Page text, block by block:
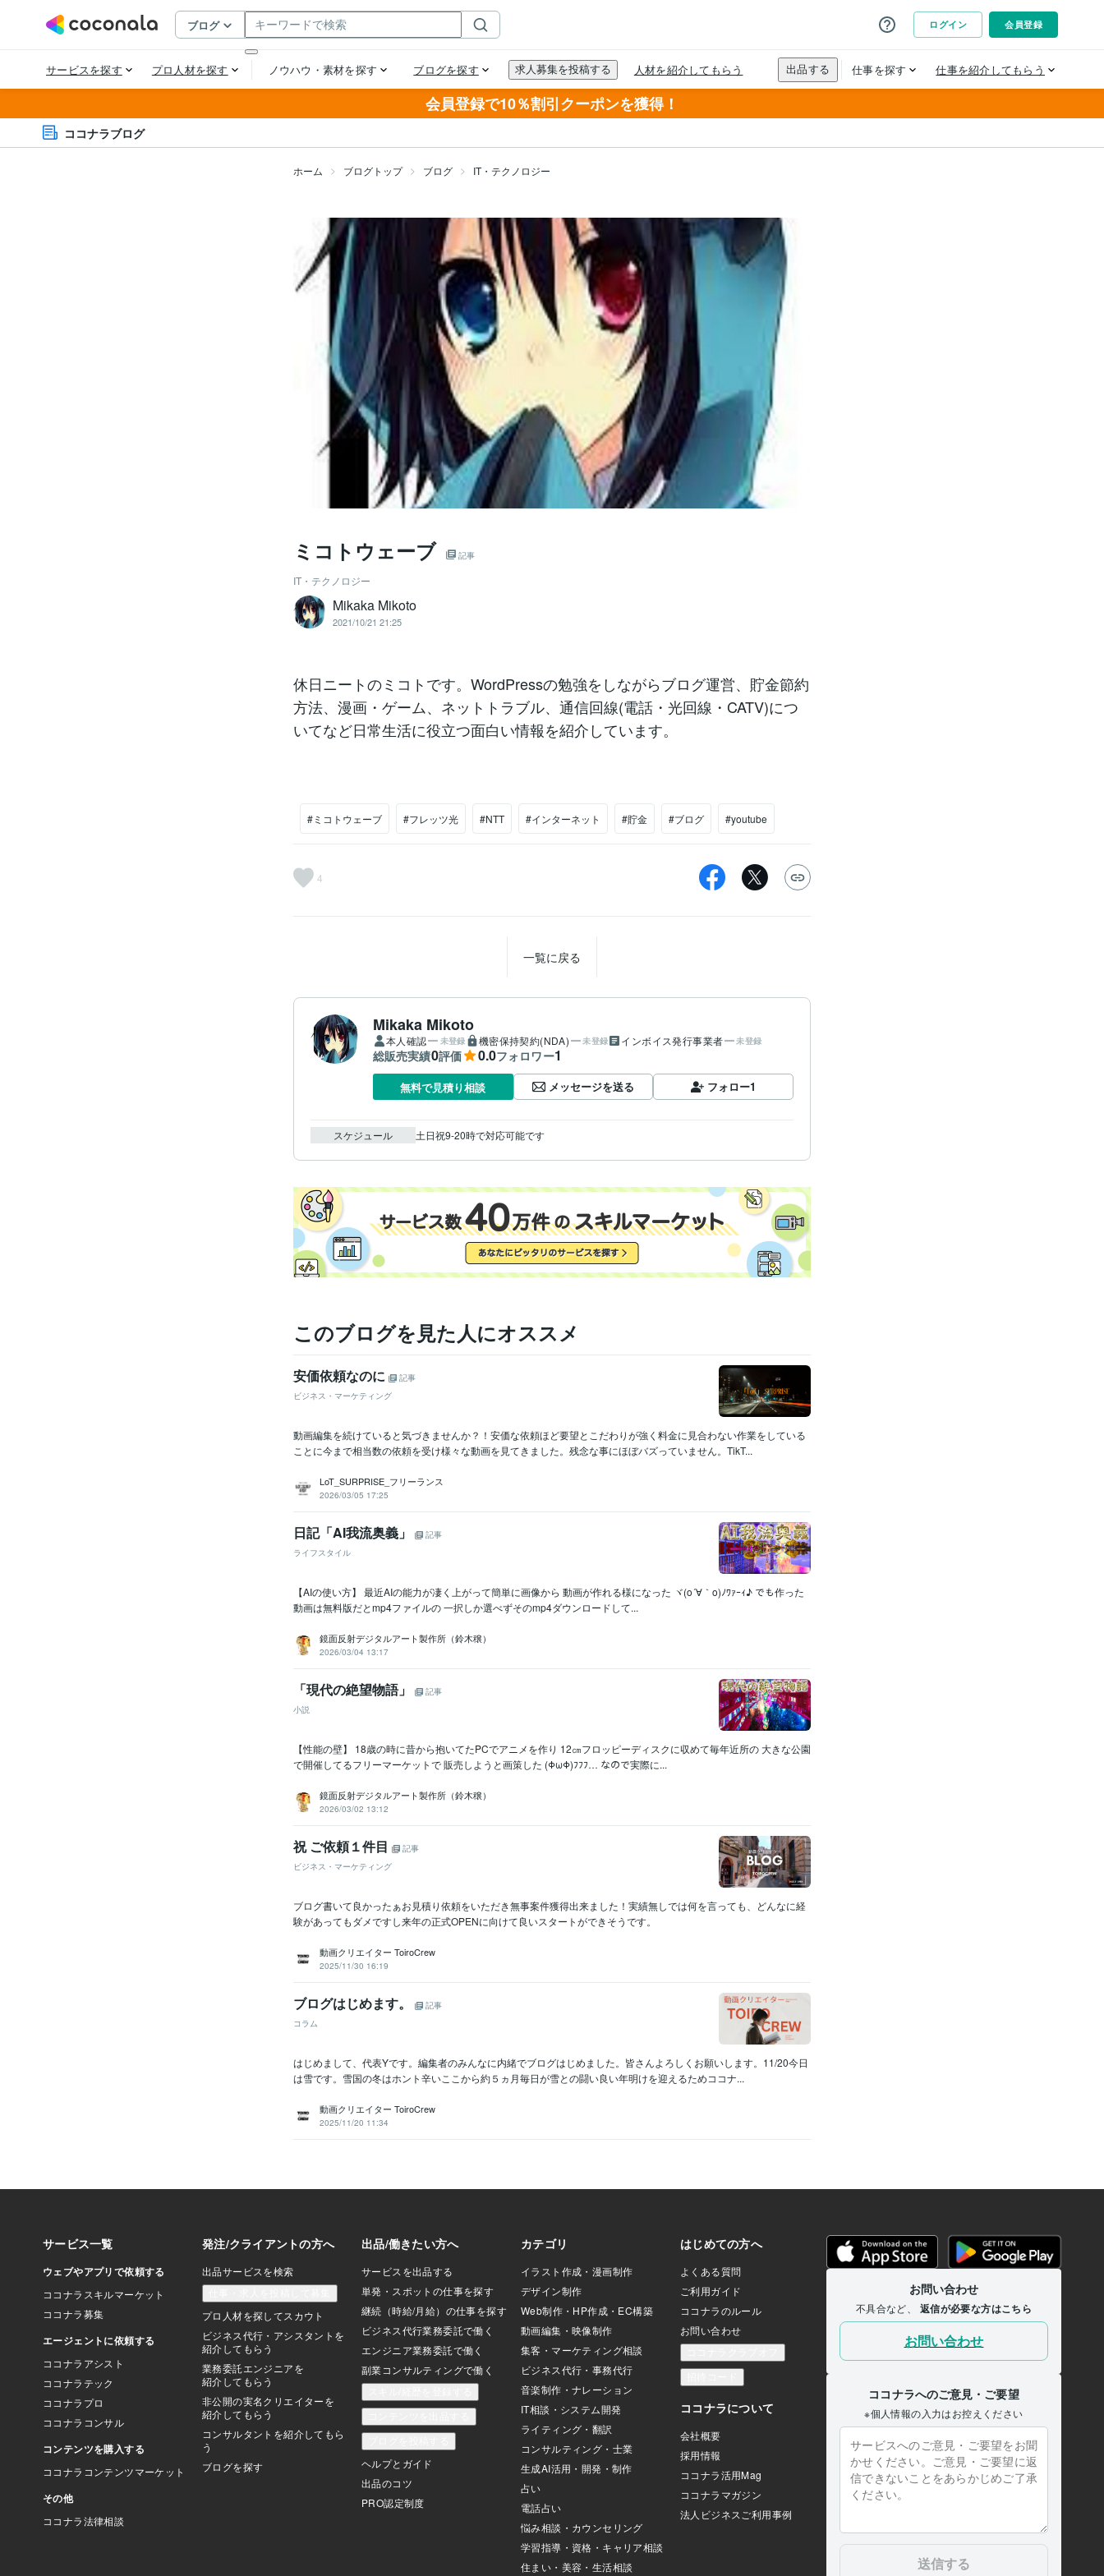
会員登録で10％割引クーポンを獲得！
ココナラブログ
ホーム ブログトップ ブログ IT・テクノロジー
ミコトウェーブ 記事
IT・テクノロジー
Mikaka Mikoto
2021/10/21 21:25
休日ニートのミコトです。WordPressの勉強をしながらブログ運営、貯金節約
方法、漫画・ゲーム、ネットトラブル、通信回線(電話・光回線・CATV)につ
いてなど日常生活に役立つ面白い情報を紹介しています。
#ミコトウェーブ #フレッツ光 #NTT #インターネット #貯金 #ブログ #youtube
4
一覧に戻る
Mikaka Mikoto
本人確認 未登録 機密保持契約(NDA) 未登録 インボイス発行事業者 未登録
総販売実績0評価 0.0フォロワー1
無料で見積り相談 メッセージを送る フォロー1
スケジュール 土日祝9-20時で対応可能です
このブログを見た人にオススメ
安価依頼なのに
記事
ビジネス・マーケティング
動画編集を続けていると気づきませんか？！安価な依頼ほど要望とこだわりが強く料金に見合わない作業をしている
ことに今まで相当数の依頼を受け様々な動画を見てきました。残念な事にほぼバズっていません。TikT...
LoT_SURPRISE_フリーランス
2026/03/05 17:25
日記「AI我流奥義」
記事
ライフスタイル
【AIの使い方】 最近AIの能力が凄く上がって簡単に画像から 動画が作れる様になった ヾ(o´∀｀o)ﾉﾜｧｰｨ♪ でも作った
動画は無料版だとmp4ファイルの 一択しか選べずそのmp4ダウンロードして...
鏡面反射デジタルアート製作所（鈴木穣）
2026/03/04 13:17
「現代の絶望物語」
記事
小説
【性能の壁】 18歳の時に昔から抱いてたPCでアニメを作り 12㎝フロッピーディスクに収めて毎年近所の 大きな公園
で開催してるフリーマーケットで 販売しようと画策した (ΦωΦ)ﾌﾌﾌ… なので実際に...
鏡面反射デジタルアート製作所（鈴木穣）
2026/03/02 13:12
祝 ご依頼１件目
記事
ビジネス・マーケティング
ブログ書いて良かったぁお見積り依頼をいただき無事案件獲得出来ました！実績無しでは何を言っても、どんなに経
験があってもダメですし来年の正式OPENに向けて良いスタートができそうです。
動画クリエイター ToiroCrew
2025/11/30 16:19
ブログはじめます。
記事
コラム
はじめまして、代表Yです。編集者のみんなに内緒でブログはじめました。皆さんよろしくお願いします。11/20今日
は雪です。雪国の冬はホント辛いここから約５ヵ月毎日が雪との闘い良い年明けを迎えるためココナ...
動画クリエイター ToiroCrew
2025/11/20 11:34